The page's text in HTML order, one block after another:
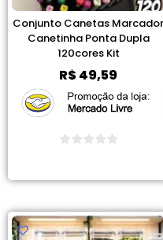
Conjunto Canetas Marcador
Canetinha Ponta Dupla
120cores Kit
R$49,59